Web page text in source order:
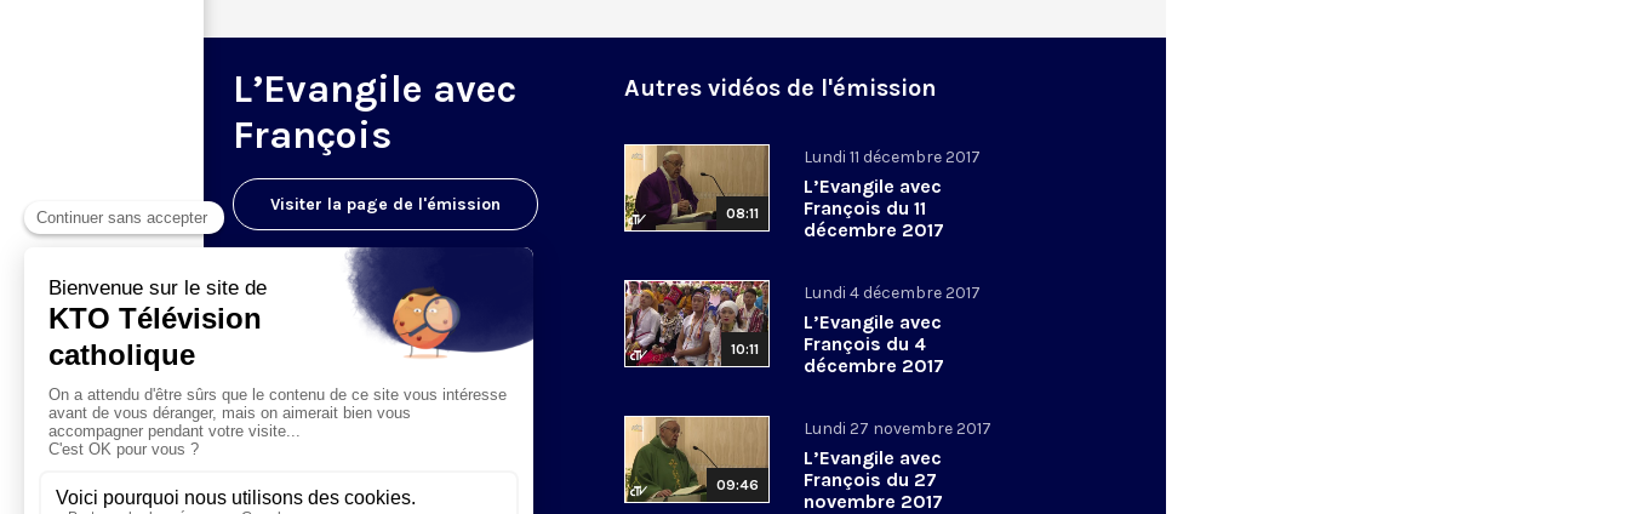
L’Evangile avec
François
Visiter la page de l'émission
Autres vidéos de l'émission
08:11
Lundi 11 décembre 2017
L’Evangile avec
François du 11
décembre 2017
10:11
Lundi 4 décembre 2017
L’Evangile avec
François du 4
décembre 2017
09:46
Lundi 27 novembre 2017
L’Evangile avec
François du 27
novembre 2017